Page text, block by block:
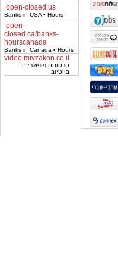
open-closed.us
Banks in USA • Hours
open-
closed.ca/banks-
hourscanada
Banks in Canada • Hours
video.mivzakon.co.il
סרטונים פופולריים
ביוטיוב